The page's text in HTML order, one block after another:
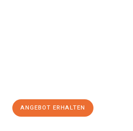
ANGEBOT ERHALTEN